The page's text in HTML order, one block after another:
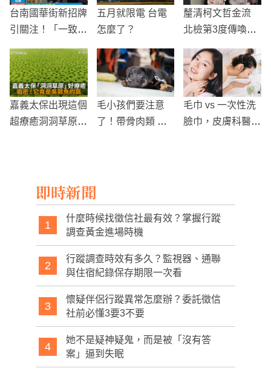
台南國華街新招牌
引關注！「一致形
市民意見分歧
五月就限電 台電
怎麼了？
釐清柯文哲金流
北檢第3度傳喚陳
嘉義太保出現這個
超療癒洞洞草原！
毛小孩們要注意
了！帶骨肉類 竟
毛巾 vs 一次性洗
臉巾，皮膚科醫師
即時新聞
1
什麼時候找徵信社最有效？掌握行蹤
調查黃金進場時機
2
行蹤調查時效有多久？監視器、通聯
與住宿紀錄保存期限一次看
3
懷疑伴侶行蹤異常怎麼辦？委託徵信
社前必懂3要3不要
4
她不是疑神疑鬼，而是被「沒有答
案」逼到失眠